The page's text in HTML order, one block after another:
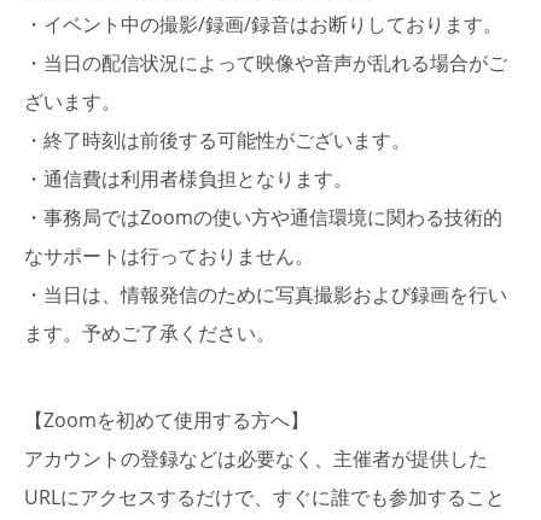
・イベント中の撮影/録画/録音はお断りしております。
・当日の配信状況によって映像や音声が乱れる場合がご
ざいます。
・終了時刻は前後する可能性がございます。
・通信費は利用者様負担となります。
・事務局ではZoomの使い⽅や通信環境に関わる技術的
なサポートは⾏っておりません。
・当日は、情報発信のために写真撮影および録画を行い
ます。予めご了承ください。
【Zoomを初めて使用する方へ】
アカウントの登録などは必要なく、主催者が提供した
URLにアクセスするだけで、すぐに誰でも参加すること